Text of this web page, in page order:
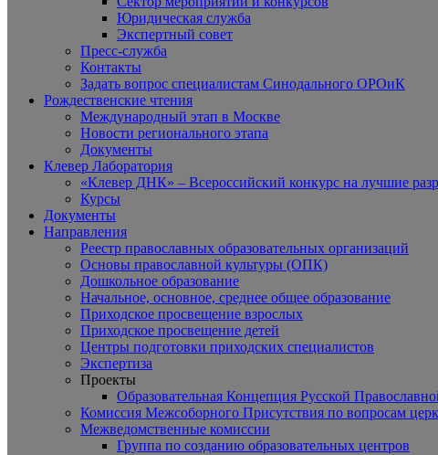
Юридическая служба
Экспертный совет
Пресс-служба
Контакты
Задать вопрос специалистам Синодального ОРОиК
Рождественские чтения
Международный этап в Москве
Новости регионального этапа
Документы
Клевер Лаборатория
«Клевер ДНК» – Всероссийский конкурс на лучшие
Курсы
Документы
Направления
Реестр православных образовательных организаций
Основы православной культуры (ОПК)
Дошкольное образование
Начальное, основное, среднее общее образование
Приходское просвещение взрослых
Приходское просвещение детей
Центры подготовки приходских специалистов
Экспертиза
Проекты
Образовательная Концепция Русской
Комиссия Межсоборного Присутствия по вопросам
Межведомственные комиссии
Группа по созданию образовательных центров